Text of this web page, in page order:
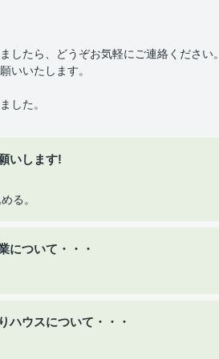
したら、どうぞお気軽にご連絡ください。
いいたします。
した。
いします!
る。
について・・・
ハウスについて・・・